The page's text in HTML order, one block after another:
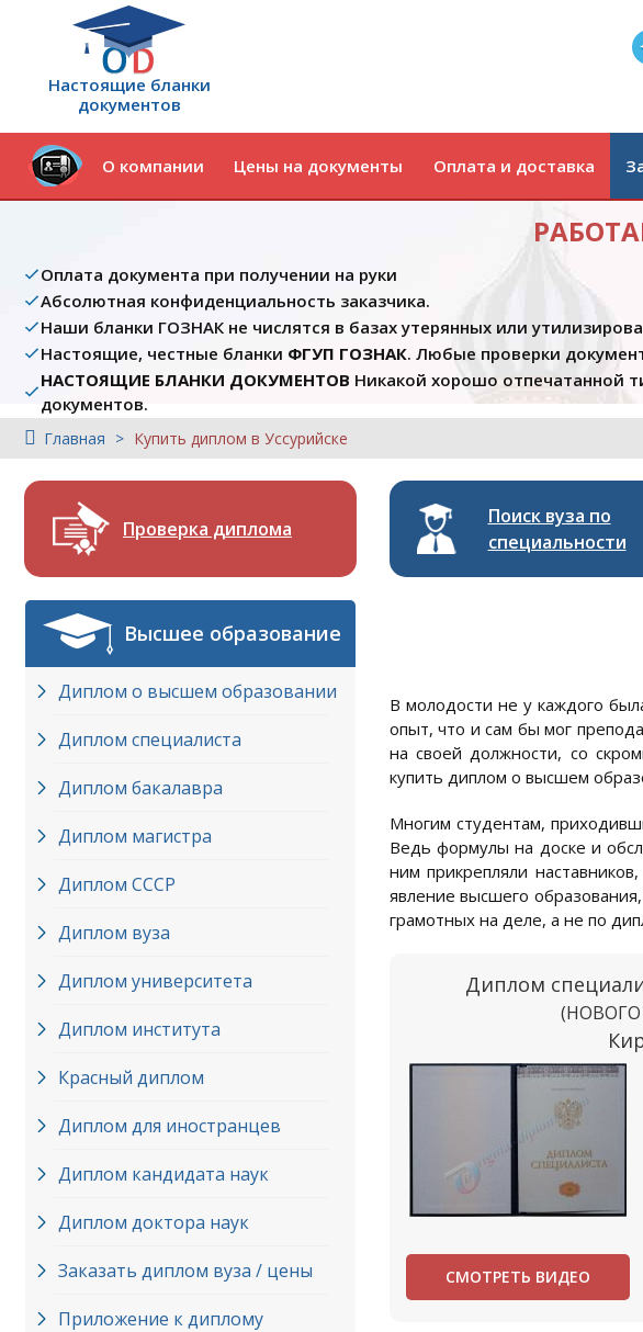
Настоящие бланки
документов
О компании Цены на документы Оплата и доставка
Оплата документа при получении на руки
Абсолютная конфиденциальность заказчика.
Наши бланки ГОЗНАК не числятся в базах утерянных или
Настоящие, честные бланки ФГУП ГОЗНАК. Любые проверки
НАСТОЯЩИЕ БЛАНКИ ДОКУМЕНТОВ Никакой хорошо отпечатанной
документов.
Главная Купить диплом в Уссурийске
Проверка диплома
Поиск вуза по
специальности
Высшее образование
Диплом о высшем образовании
Диплом специалиста
Диплом бакалавра
Диплом магистра
Диплом СССР
Диплом вуза
Диплом университета
Диплом института
Красный диплом
Диплом для иностранцев
Диплом кандидата наук
Диплом доктора наук
Заказать диплом вуза / цены
Приложение к диплому
В молодости не у каждого
опыт, что и сам бы мог
на своей должности, со
купить диплом о высшем
Многим студентам,
Ведь формулы на доске и
ним прикрепляли
явление высшего
грамотных на деле, а не по
Диплом
(НОВОГО
СМОТРЕТЬ ВИДЕО